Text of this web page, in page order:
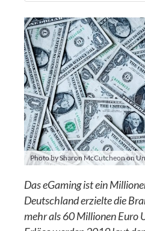
Photo by Sharon McCutcheon on
Das eGaming ist ein
Deutschland erzielte die
mehr als 60 Millionen Euro